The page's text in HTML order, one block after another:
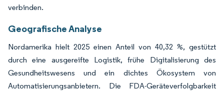
verbinden.
Geografische Analyse
Nordamerika hielt 2025 einen Anteil von 40,32 %, gestützt
durch eine ausgereifte Logistik, frühe Digitalisierung des
Gesundheitswesens und ein dichtes Ökosystem von
Automatisierungsanbietern. Die FDA-Geräteverfolgbarkeit